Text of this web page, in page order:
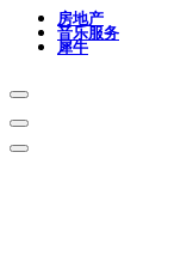
房地产
音乐服务
犀牛